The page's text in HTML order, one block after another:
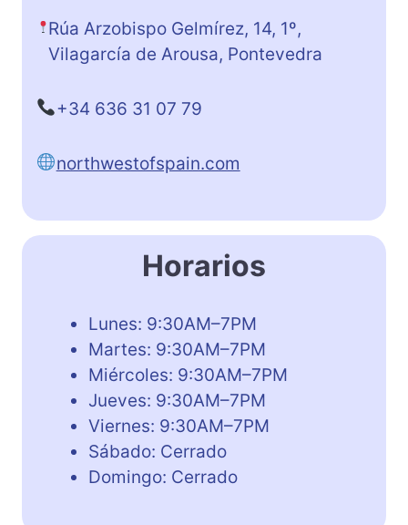
Rúa Arzobispo Gelmírez, 14, 1º,
Vilagarcía de Arousa, Pontevedra
+34 636 31 07 79
northwestofspain.com
Horarios
Lunes: 9:30AM–7PM
Martes: 9:30AM–7PM
Miércoles: 9:30AM–7PM
Jueves: 9:30AM–7PM
Viernes: 9:30AM–7PM
Sábado: Cerrado
Domingo: Cerrado